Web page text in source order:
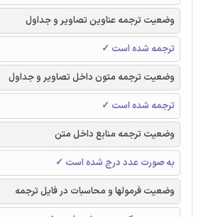
وضعیت ترجمه عناوین تصاویر و جداول
ترجمه شده است ✓
وضعیت ترجمه متون داخل تصاویر و جداول
ترجمه شده است ✓
وضعیت ترجمه منابع داخل متن
به صورت عدد درج شده است ✓
وضعیت فرمولها و محاسبات در فایل ترجمه